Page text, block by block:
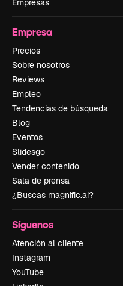
Empresas
Empresa
Precios
Sobre nosotros
Reviews
Empleo
Tendencias de búsqueda
Blog
Eventos
Slidesgo
Vender contenido
Sala de prensa
¿Buscas magnific.ai?
Síguenos
Atención al cliente
Instagram
YouTube